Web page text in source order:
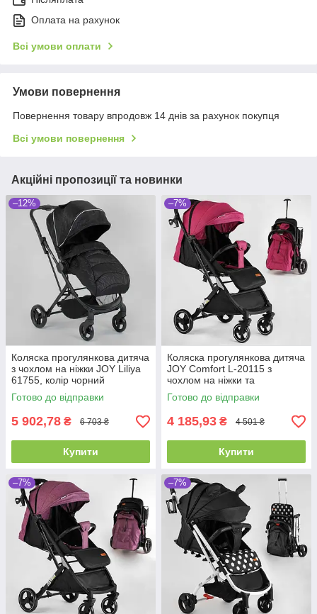
Оплата на рахунок
Всі умови оплати
Умови повернення
Повернення товару впродовж 14 днів за рахунок покупця
Всі умови повернення
Акційні пропозиції та новинки
–12%
Коляска прогулянкова дитяча
з чохлом на ніжки JOY Liliya
61755, колір чорний
Готово до відправки
5 902,78 ₴ 6 703 ₴
Купити
–7%
Коляска прогулянкова дитяча
JOY Comfort L-20115 з
чохлом на ніжки та
підсклянником
Готово до відправки
4 185,93 ₴ 4 501 ₴
Купити
–7% –7%